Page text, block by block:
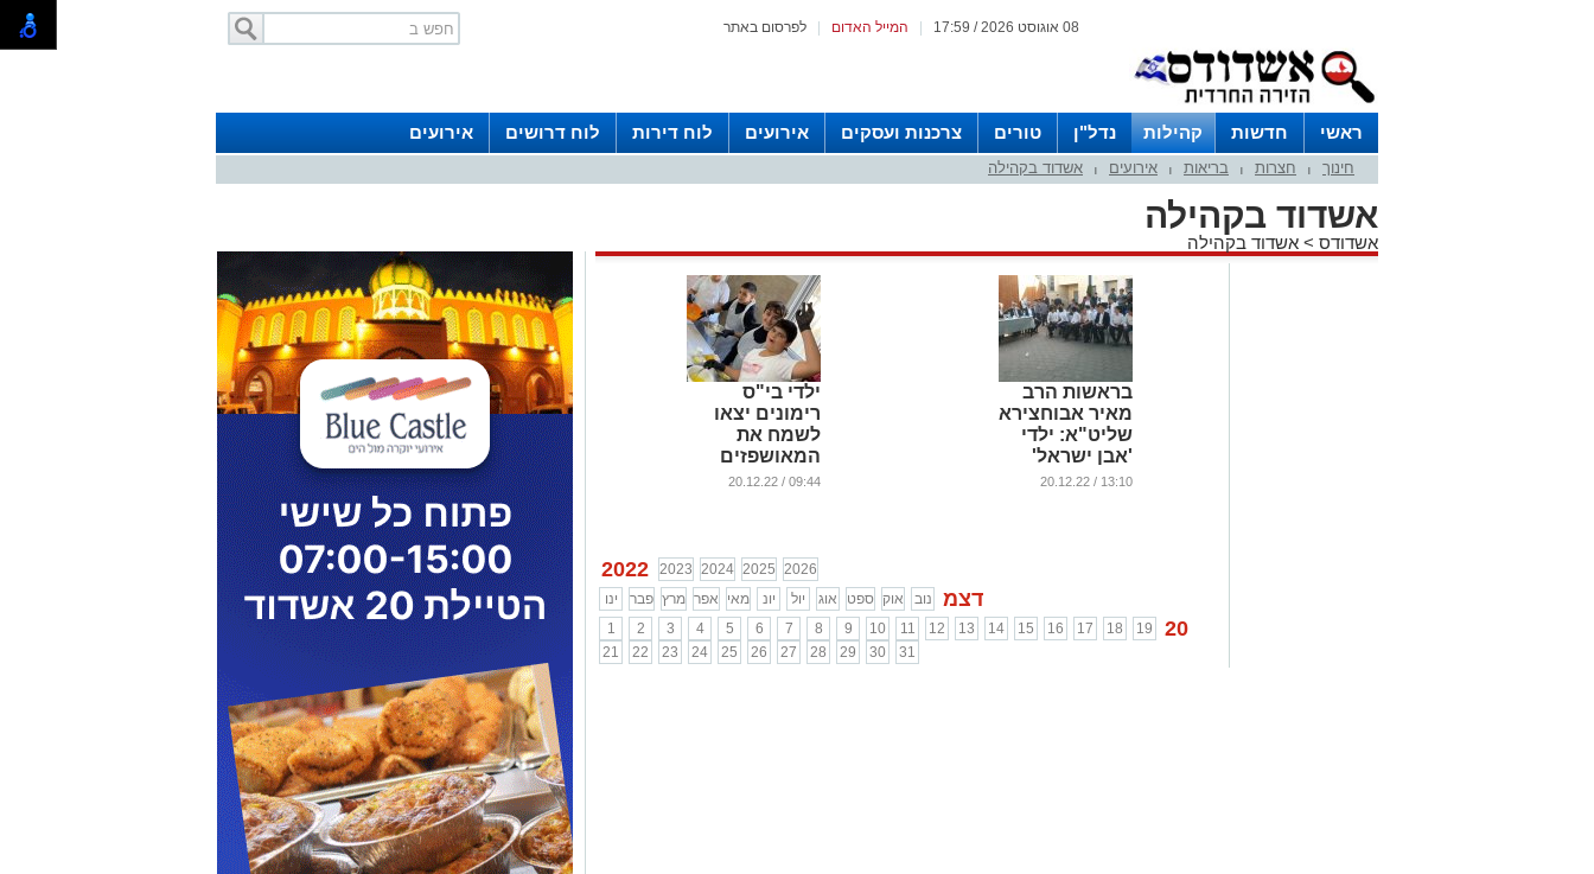
לפרסום באתר המייל האדום 08 אוגוסט 2026 / 17:59
ראשי חדשות קהילות נדל"ן טורים צרכנות ועסקים אירועים לוח דירות לוח דרושים אירועים
חינוך חצרות בריאות אירועים אשדוד בקהילה
אשדוד בקהילה
אשדודס > אשדוד בקהילה
בראשות הרב
מאיר אבוחצירא
שליט"א: ילדי
'אבן ישראל'
נבחנו בהלכות
13:10 / 20.12.22
ילדי בי"ס
רימונים יצאו
לשמח את
המאושפזים
באסותא
09:44 / 20.12.22
2022 2023 2024 2025 2026
ינו
פבר מרץ אפר מאי יונ יול אוג ספט אוק נוב דצמ
1 2 3 4 5 6 7 8 9 10 11 12 13 14 15 16 17 18 19 20
21 22 23 24 25 26 27 28 29 30 31